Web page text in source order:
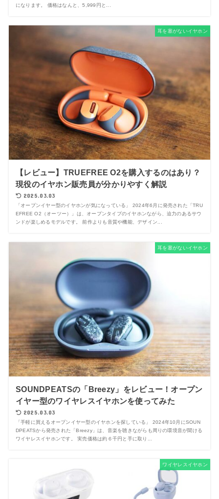
になります。 価格はなんと、5,999円と...
耳を塞がないイヤホン
【レビュー】TRUEFREE O2を購入するのはあり？
現役のイヤホン販売員が分かりやすく解説
2025.03.03
「オープンイヤー型のイヤホンが気になっている」 2024年6月に発売された「TRU
EFREE O2（オーツー）」は、オープンタイプのイヤホンながら、迫力のあるサウ
ンドが楽しめるモデルです。 前作よりも音質や機能、デザイン...
耳を塞がないイヤホン
SOUNDPEATSの「Breezy」をレビュー！オープン
イヤー型のワイヤレスイヤホンを使ってみた
2025.03.03
「手軽に買えるオープンイヤー型のイヤホンを探している」 2024年10月にSOUN
DPEATSから発売された「Breezy」は、音楽を聴きながらも周りの環境音が聞ける
ワイヤレスイヤホンです。 実売価格は約６千円と手に取り...
ワイヤレスイヤホン